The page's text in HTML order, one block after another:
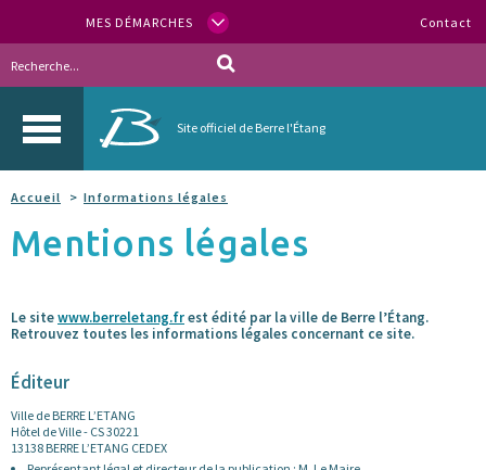
MES DÉMARCHES Contact
Site officiel de Berre l'Étang
Accueil Informations légales
Mentions légales
Le sitewww.berreletang.frest édité par la ville de Berre l’Étang.
Retrouvez toutes les informations légales concernant ce site.
Éditeur
Ville de BERRE L’ETANG
Hôtel de Ville - CS 30221
13138 BERRE L’ETANG CEDEX